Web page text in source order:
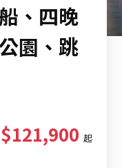
、四晚
園、跳
起